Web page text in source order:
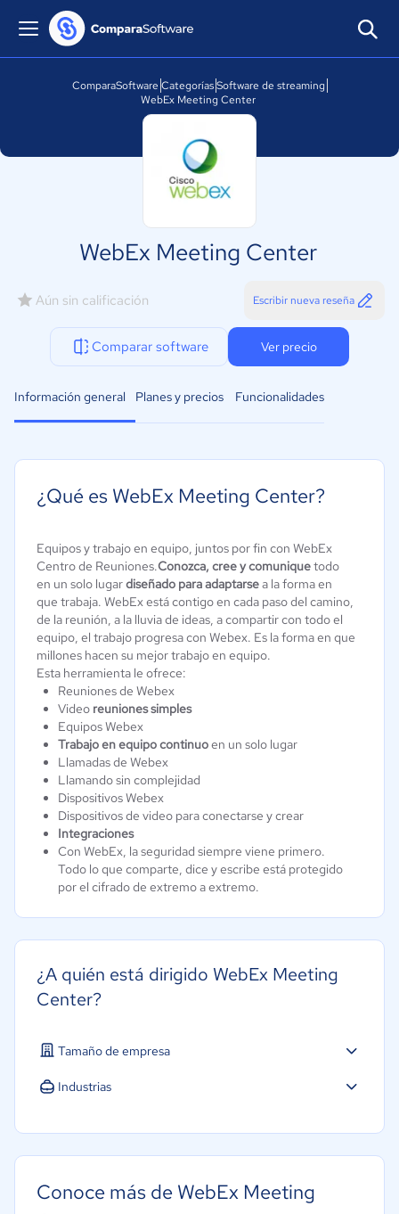
ComparaSoftware Categorías Software de streaming
WebEx Meeting Center
WebEx Meeting Center
Aún sin calificación Escribir nueva reseña
Comparar software Ver precio
Información general Planes y precios Funcionalidades
¿Qué es WebEx Meeting Center?
Equipos y trabajo en equipo, juntos por fin con WebEx
Centro de Reuniones.Conozca, cree y comuniquetodo
en un solo lugardiseñado para adaptarsea la forma en
que trabaja. WebEx está contigo en cada paso del camino,
de la reunión, a la lluvia de ideas, a compartir con todo el
equipo, el trabajo progresa con Webex. Es la forma en que
millones hacen su mejor trabajo en equipo.
Esta herramienta le ofrece:
Reuniones de Webex
Video reuniones simples
Equipos Webex
Trabajo en equipo continuoen un solo lugar
Llamadas de Webex
Llamando sin complejidad
Dispositivos Webex
Dispositivos de video para conectarse y crear
Integraciones
Con WebEx, la seguridad siempre viene primero.
Todo lo que comparte, dice y escribe está protegido
por el cifrado de extremo a extremo.
¿A quién está dirigido WebEx Meeting
Center?
Tamaño de empresa
Industrias
Conoce más de WebEx Meeting